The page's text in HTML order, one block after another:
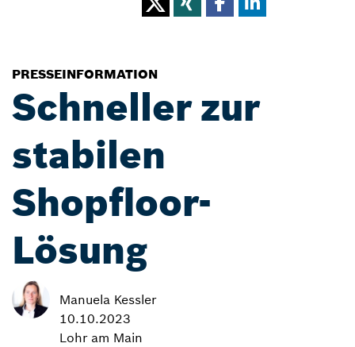
PRESSEINFORMATION
Schneller zur
stabilen
Shopfloor-
Lösung
Manuela Kessler
10.10.2023
Lohr am Main